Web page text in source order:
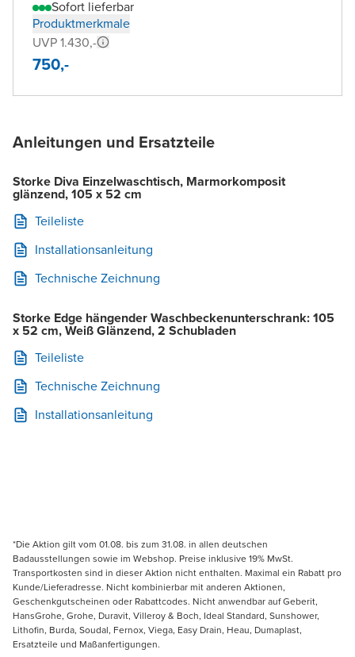
Sofort lieferbar
Produktmerkmale
UVP 1.430,-
750,-
Anleitungen und Ersatzteile
Storke Diva Einzelwaschtisch, Marmorkomposit
glänzend, 105 x 52 cm
Teileliste
Installationsanleitung
Technische Zeichnung
Storke Edge hängender Waschbeckenunterschrank: 105
x 52 cm, Weiß Glänzend, 2 Schubladen
Teileliste
Technische Zeichnung
Installationsanleitung
*Die Aktion gilt vom 01.08. bis zum 31.08. in allen deutschen
Badausstellungen sowie im Webshop. Preise inklusive 19% MwSt.
Transportkosten sind in dieser Aktion nicht enthalten. Maximal ein Rabatt pro
Kunde/Lieferadresse. Nicht kombinierbar mit anderen Aktionen,
Geschenkgutscheinen oder Rabattcodes. Nicht anwendbar auf Geberit,
HansGrohe, Grohe, Duravit, Villeroy & Boch, Ideal Standard, Sunshower,
Lithofin, Burda, Soudal, Fernox, Viega, Easy Drain, Heau, Dumaplast,
Ersatzteile und Maßanfertigungen.